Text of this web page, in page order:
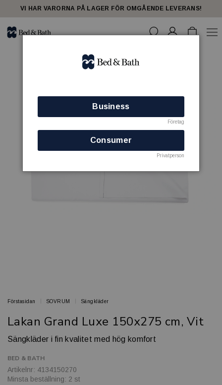
VI HAR VARORNA PÅ LAGER FÖR OMGÅENDE LEVERANS!
Förstasidan SOVRUM Sängkläder
Lakan Grand Luxe 150x275 cm, Vit
Sängkläder i fin kvalitet med hög komfort
BED & BATH
Artikelnr: 4134150270
Minsta beställning: 2 st
Business
Företag
Consumer
Privatperson